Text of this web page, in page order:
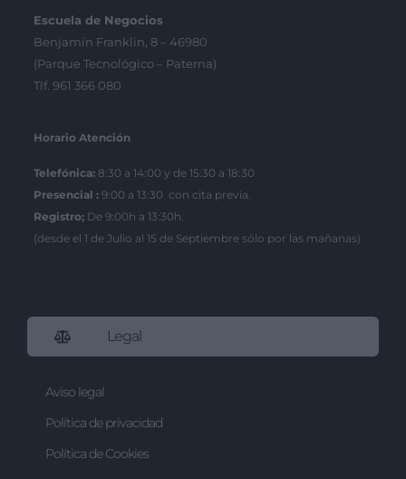
Escuela de Negocios
Benjamín Franklin, 8 – 46980
(Parque Tecnológico – Paterna)
Tlf. 961 366 080
Horario Atención
Telefónica: 8:30 a 14:00 y de 15:30 a 18:30
Presencial : 9:00 a 13:30 con cita previa.
Registro; De 9:00h a 13:30h.
(desde el 1 de Julio al 15 de Septiembre sólo por las mañanas)
Legal
Aviso legal
Política de privacidad
Política de Cookies